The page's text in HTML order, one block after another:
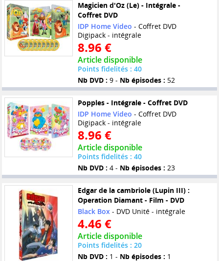
Magicien d'Oz (Le) - Intégrale -
Coffret DVD
IDP Home Video - Coffret DVD
Digipack - intégrale
8.96 €
Article disponible
Points fidelités : 40
Nb DVD : 9 - Nb épisodes : 52
Popples - Intégrale - Coffret DVD
IDP Home Video - Coffret DVD
Digipack - intégrale
8.96 €
Article disponible
Points fidelités : 40
Nb DVD : 4 - Nb épisodes : 23
Edgar de la cambriole (Lupin III) :
Operation Diamant - Film - DVD
Black Box- DVD Unité - intégrale
4.46 €
Article disponible
Points fidelités : 20
Nb DVD : 1 - Nb épisodes : 1